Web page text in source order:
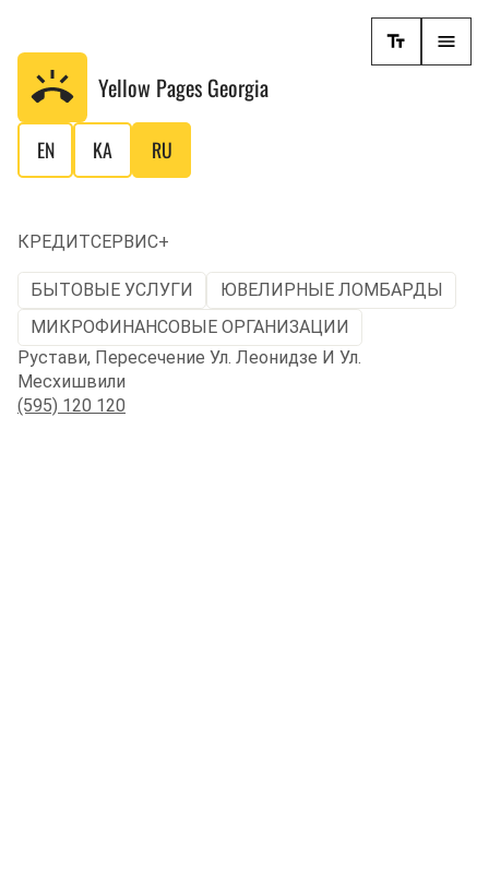
Yellow Pages Georgia
EN KA RU
КРЕДИТСЕРВИС+
БЫТОВЫЕ УСЛУГИ
ЮВЕЛИРНЫЕ ЛОМБАРДЫ
МИКРОФИНАНСОВЫЕ ОРГАНИЗАЦИИ
Рустави, Пересечение Ул. Леонидзе И Ул.
Месхишвили
(595) 120 120